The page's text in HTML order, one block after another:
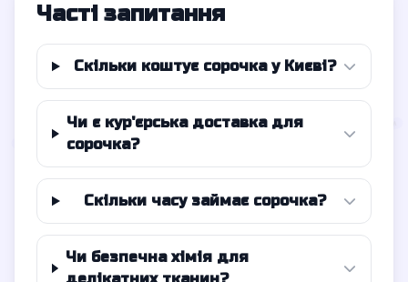
Часті запитання
Скільки коштує сорочка у Києві?
Чи є кур'єрська доставка для
сорочка?
Скільки часу займає сорочка?
Чи безпечна хімія для